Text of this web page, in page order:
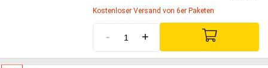
Kostenloser Versand von 6er Paketen
- +